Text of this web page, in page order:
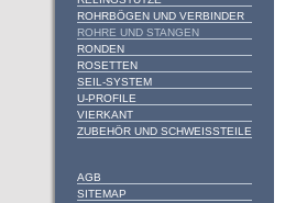
ROHRBÖGEN UND VERBINDER
ROHRE UND STANGEN
RONDEN
ROSETTEN
SEIL-SYSTEM
U-PROFILE
VIERKANT
ZUBEHÖR UND SCHWEISSTEILE
AGB
SITEMAP